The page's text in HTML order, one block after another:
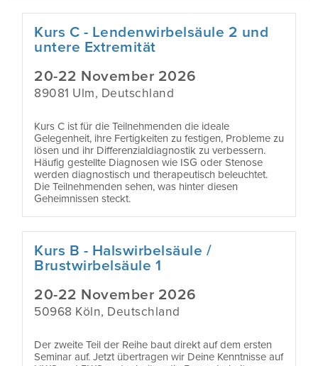
Kurs C - Lendenwirbelsäule 2 und
untere Extremität
20-22 November 2026
89081 Ulm, Deutschland
Kurs C ist für die Teilnehmenden die ideale
Gelegenheit, ihre Fertigkeiten zu festigen, Probleme zu
lösen und ihr Differenzialdiagnostik zu verbessern.
Häufig gestellte Diagnosen wie ISG oder Stenose
werden diagnostisch und therapeutisch beleuchtet.
Die Teilnehmenden sehen, was hinter diesen
Geheimnissen steckt.
Kurs B - Halswirbelsäule /
Brustwirbelsäule 1
20-22 November 2026
50968 Köln, Deutschland
Der zweite Teil der Reihe baut direkt auf dem ersten
Seminar auf. Jetzt übertragen wir Deine Kenntnisse auf